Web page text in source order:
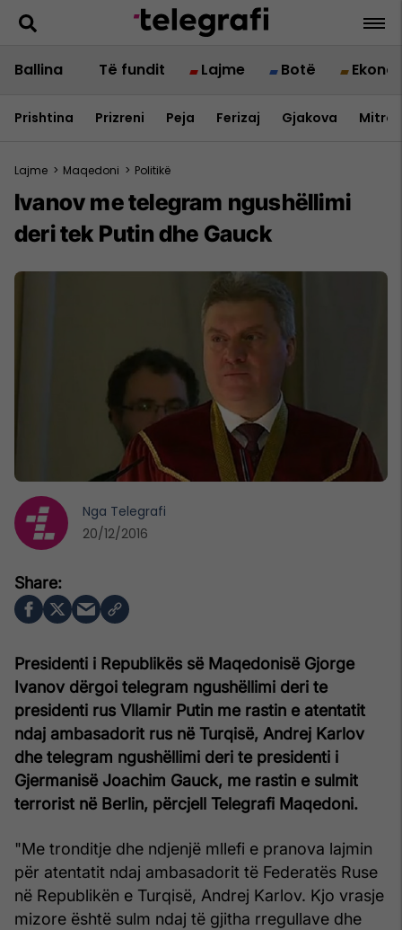
Ballina Të fundit Lajme Botë
Prishtina Prizreni Peja Ferizaj Gjakova
Lajme > Maqedoni > Politikë
Ivanov me telegram ngushëllimi
deri tek Putin dhe Gauck
Presidenti i Republikës së Maqedonisë Gjorge
Ivanov dërgoi telegram ngushëllimi deri te
presidenti rus Vllamir Putin me rastin e atentatit
ndaj ambasadorit rus në Turqisë, Andrej Karlov
dhe telegram ngushëllimi deri te presidenti i
Gjermanisë Joachim Gauck, me rastin e sulmit
terrorist në Berlin, përcjell Telegrafi Maqedoni.
"Me tronditje dhe ndjenjë mllefi e pranova lajmin
për atentatit ndaj ambasadorit të Federatës Ruse
në Republikën e Turqisë, Andrej Karlov. Kjo vrasje
mizore është sulm ndaj të gjitha rregullave dhe
Nga Telegrafi
20/12/2016